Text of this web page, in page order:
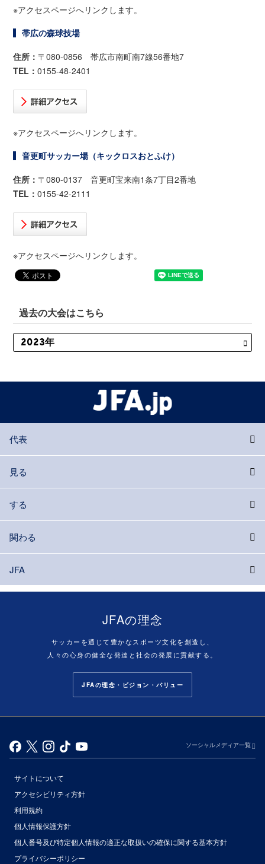
※アクセスページへリンクします。
帯広の森球技場
住所： 〒080-0856 帯広市南町南7線56番地7
TEL：0155-48-2401
※アクセスページへリンクします。
音更町サッカー場（キックロスおとふけ）
住所： 〒080-0137 音更町宝来南1条7丁目2番地
TEL：0155-42-2111
※アクセスページへリンクします。
過去の大会はこちら
代表
見る
する
関わる
JFA
JFAの理念
サッカーを通じて豊かなスポーツ文化を創造し、
人々の心身の健全な発達と社会の発展に貢献する。
JFAの理念・ビジョン・バリュー
ソーシャルメディア一覧
サイトについて
アクセシビリティ方針
利用規約
個人情報保護方針
個人番号及び特定個人情報の適正な取扱いの確保に関する基本方針
プライバシーポリシー